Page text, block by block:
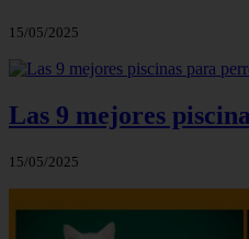
15/05/2025
Las 9 mejores
15/05/2025